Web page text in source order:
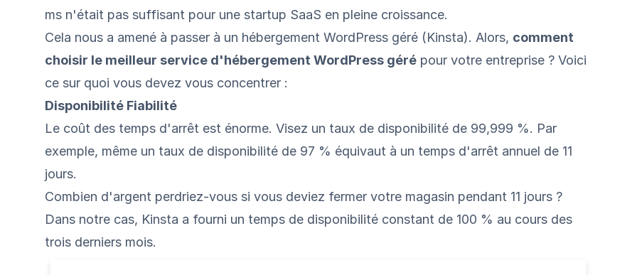
ms n'était pas suffisant pour une startup SaaS en pleine croissance.
Cela nous a amené à passer à un hébergement WordPress géré (Kinsta). Alors, comment
choisir le meilleur service d'hébergement WordPress géré pour votre entreprise ? Voici
ce sur quoi vous devez vous concentrer :
Disponibilité Fiabilité
Le coût des temps d'arrêt est énorme. Visez un taux de disponibilité de 99,999 %. Par
exemple, même un taux de disponibilité de 97 % équivaut à un temps d'arrêt annuel de 11
jours.
Combien d'argent perdriez-vous si vous deviez fermer votre magasin pendant 11 jours ?
Dans notre cas, Kinsta a fourni un temps de disponibilité constant de 100 % au cours des
trois derniers mois.